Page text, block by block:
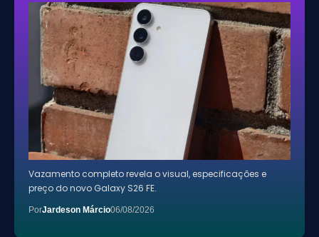
Vazamento completo revela o visual, especificações e
preço do novo Galaxy S26 FE.
PorJardeson Márcio06/08/2026